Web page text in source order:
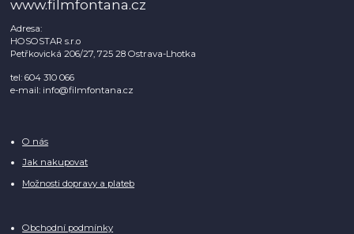
www.filmfontana.cz
Adresa:
HOSOSTAR s.r.o
Petřkovická 206/27, 725 28 Ostrava-Lhotka
tel: 604 310 066
e-mail: info@filmfontana.cz
O nás
Jak nakupovat
Možnosti dopravy a plateb
Obchodní podmínky